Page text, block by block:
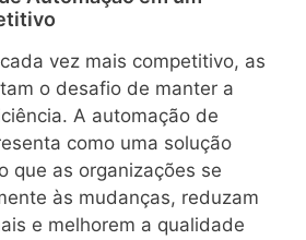
vez mais competitivo, as
o desafio de manter a
A automação de
como uma solução
que as organizações se
às mudanças, reduzam
e melhorem a qualidade